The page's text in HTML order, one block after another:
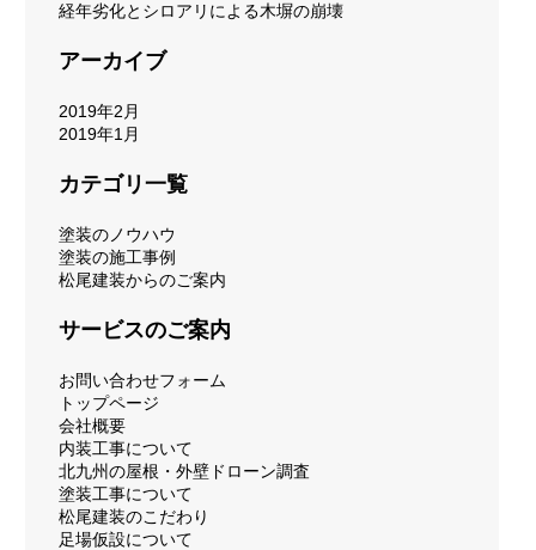
経年劣化とシロアリによる木塀の崩壊
アーカイブ
2019年2月
2019年1月
カテゴリ一覧
塗装のノウハウ
塗装の施工事例
松尾建装からのご案内
サービスのご案内
お問い合わせフォーム
トップページ
会社概要
内装工事について
北九州の屋根・外壁ドローン調査
塗装工事について
松尾建装のこだわり
足場仮設について